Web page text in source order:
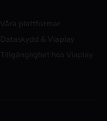
Våra plattformar
Dataskydd & Viaplay
Tillgänglighet hos Viaplay